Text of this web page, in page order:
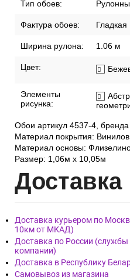
Тип обоев:
Фактура обоев: Гладкая
Ширина рулона: 1.06 м
Цвет:
Элементы
рисунка:
Обои артикул 4537-4,
Материал покрытия:
Материал основы:
Размер: 1,06м х 10,05м
Доставка
Доставка курьером по
10км от МКАД)
Доставка по России (службы
компании)
Доставка в Республику
Самовывоз из магазина